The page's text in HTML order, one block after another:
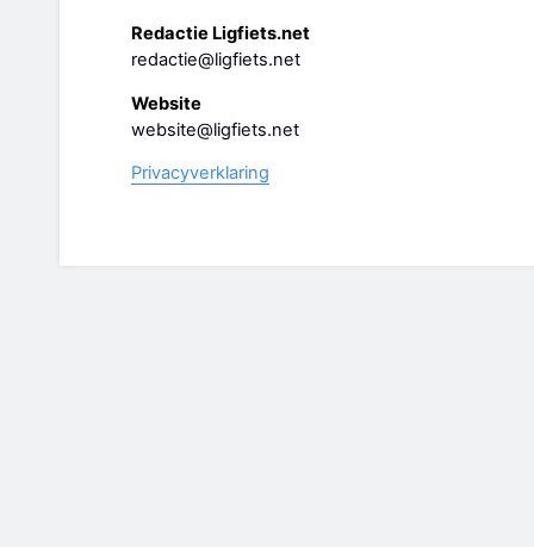
Redactie Ligfiets.net
redactie@ligfiets.net
Website
website@ligfiets.net
Privacyverklaring